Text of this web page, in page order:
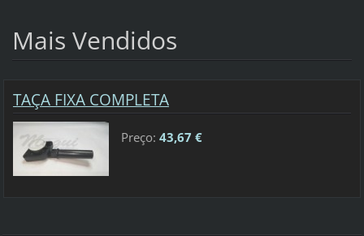
Mais Vendidos
TAÇA FIXA COMPLETA
Preço: 43,67 €